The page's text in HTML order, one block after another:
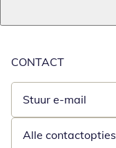
CONTACT
Stuur e-mail
Opent e-mailclient
Alle contactopties